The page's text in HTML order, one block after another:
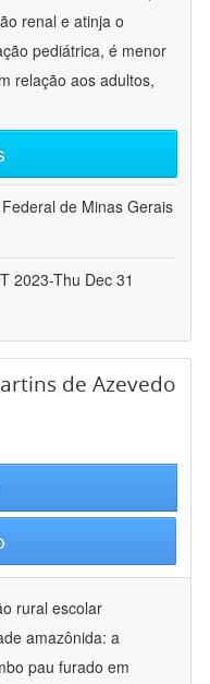
renal e atinja o
pediátrica, é menor
relação aos adultos,
de Minas Gerais
2023-Thu Dec 31
de Azevedo
rural escolar
amazônida: a
pau furado em